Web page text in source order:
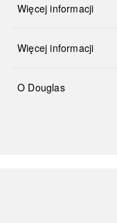
Więcej informacji
Więcej informacji
O Douglas